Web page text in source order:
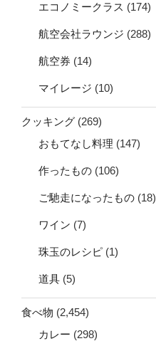
エコノミークラス (174)
航空会社ラウンジ (288)
航空券 (14)
マイレージ (10)
クッキング (269)
おもてなし料理 (147)
作ったもの (106)
ご馳走になったもの (18)
ワイン (7)
珠玉のレシピ (1)
道具 (5)
食べ物 (2,454)
カレー (298)